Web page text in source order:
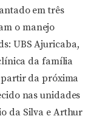
em três
o manejo
UBS Ajuricaba,
da família
partir da próxima
nas unidades
da Silva e Arthur